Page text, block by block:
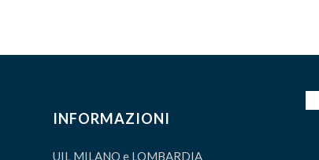
INFORMAZIONI
UIL MILANO e LOMBARDIA